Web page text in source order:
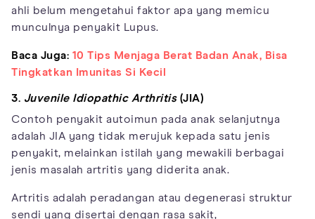
ahli belum mengetahui faktor apa yang memicu
munculnya penyakit Lupus.
Baca Juga: 10 Tips Menjaga Berat Badan Anak, Bisa
Tingkatkan Imunitas Si Kecil
3. Juvenile Idiopathic Arthritis(JIA)
Contoh penyakit autoimun pada anak selanjutnya
adalah JIA yang tidak merujuk kepada satu jenis
penyakit, melainkan istilah yang mewakili berbagai
jenis masalah artritis yang diderita anak.
Artritis adalah peradangan atau degenerasi struktur
sendi yang disertai dengan rasa sakit,